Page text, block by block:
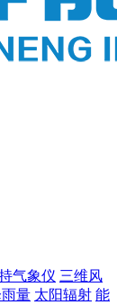
气象仪 三维风
雨量 太阳辐射 能